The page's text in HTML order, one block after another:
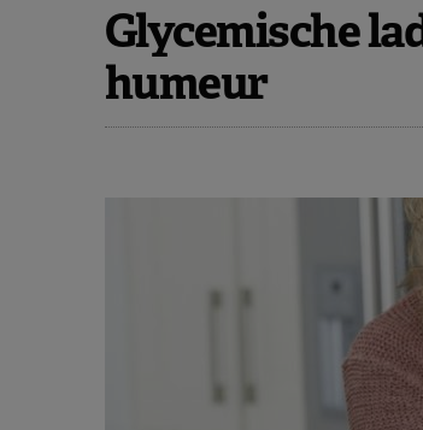
Glycemische
humeur